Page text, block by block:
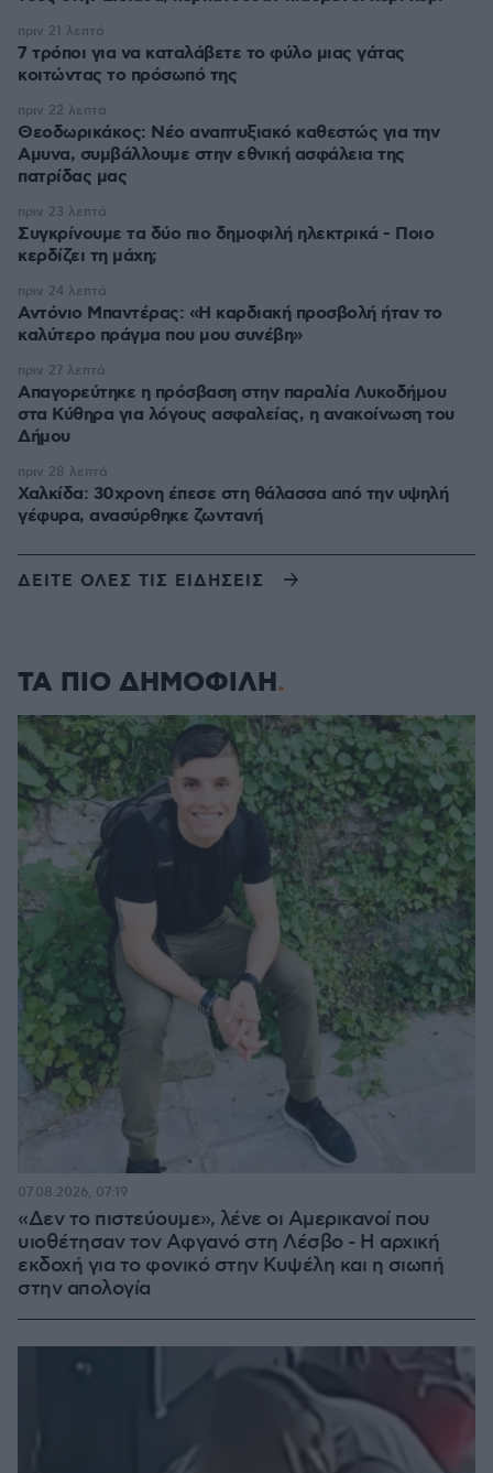
7 τρόποι για να καταλάβετε το φύλο μιας γάτας
κοιτώντας το πρόσωπό της
πριν 21 λεπτά
Θεοδωρικάκος: Νέο αναπτυξιακό καθεστώς για την
Αμυνα, συμβάλλουμε στην εθνική ασφάλεια της
πατρίδας μας
πριν 22 λεπτά
Συγκρίνουμε τα δύο πιο δημοφιλή ηλεκτρικά - Ποιο
κερδίζει τη μάχη;
πριν 23 λεπτά
Αντόνιο Μπαντέρας: «Η καρδιακή προσβολή ήταν το
καλύτερο πράγμα που μου συνέβη»
πριν 24 λεπτά
Απαγορεύτηκε η πρόσβαση στην παραλία Λυκοδήμου
στα Κύθηρα για λόγους ασφαλείας, η ανακοίνωση του
Δήμου
πριν 27 λεπτά
Χαλκίδα: 30χρονη έπεσε στη θάλασσα από την υψηλή
γέφυρα, ανασύρθηκε ζωντανή
πριν 28 λεπτά
ΔΕΙΤΕ ΟΛΕΣ ΤΙΣ ΕΙΔΗΣΕΙΣ
ΤΑ ΠΙΟ ΔΗΜΟΦΙΛΗ
«Δεν το πιστεύουμε», λένε οι Αμερικανοί που
υιοθέτησαν τον Αφγανό στη Λέσβο - Η αρχική
εκδοχή για το φονικό στην Κυψέλη και η σιωπή
στην απολογία
07.08.2026, 07:19